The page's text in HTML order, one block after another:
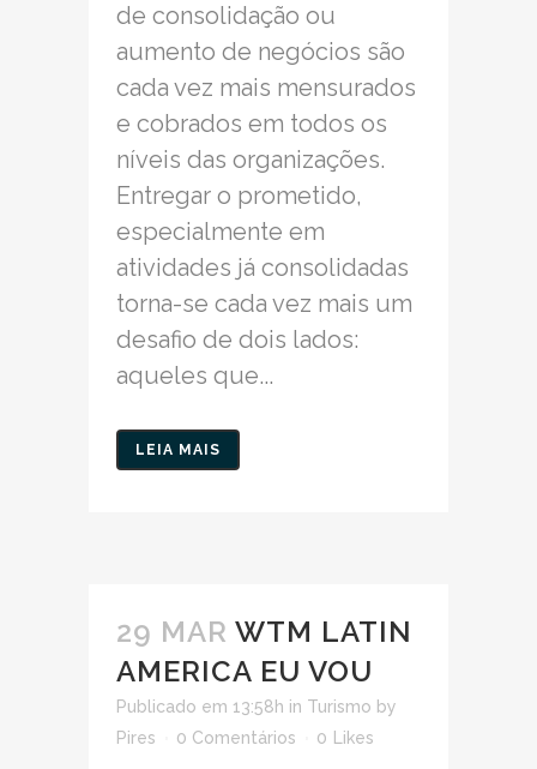
de consolidação ou
aumento de negócios são
cada vez mais mensurados
e cobrados em todos os
níveis das organizações.
Entregar o prometido,
especialmente em
atividades já consolidadas
torna-se cada vez mais um
desafio de dois lados:
aqueles que...
LEIA MAIS
29 MAR WTM LATIN
AMERICA EU VOU
Publicado em 13:58h in Turismo by
Pires
0 Comentários 0 Likes